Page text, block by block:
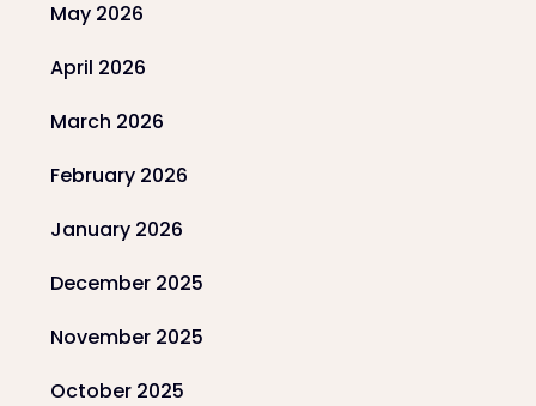
May 2026
April 2026
March 2026
February 2026
January 2026
December 2025
November 2025
October 2025